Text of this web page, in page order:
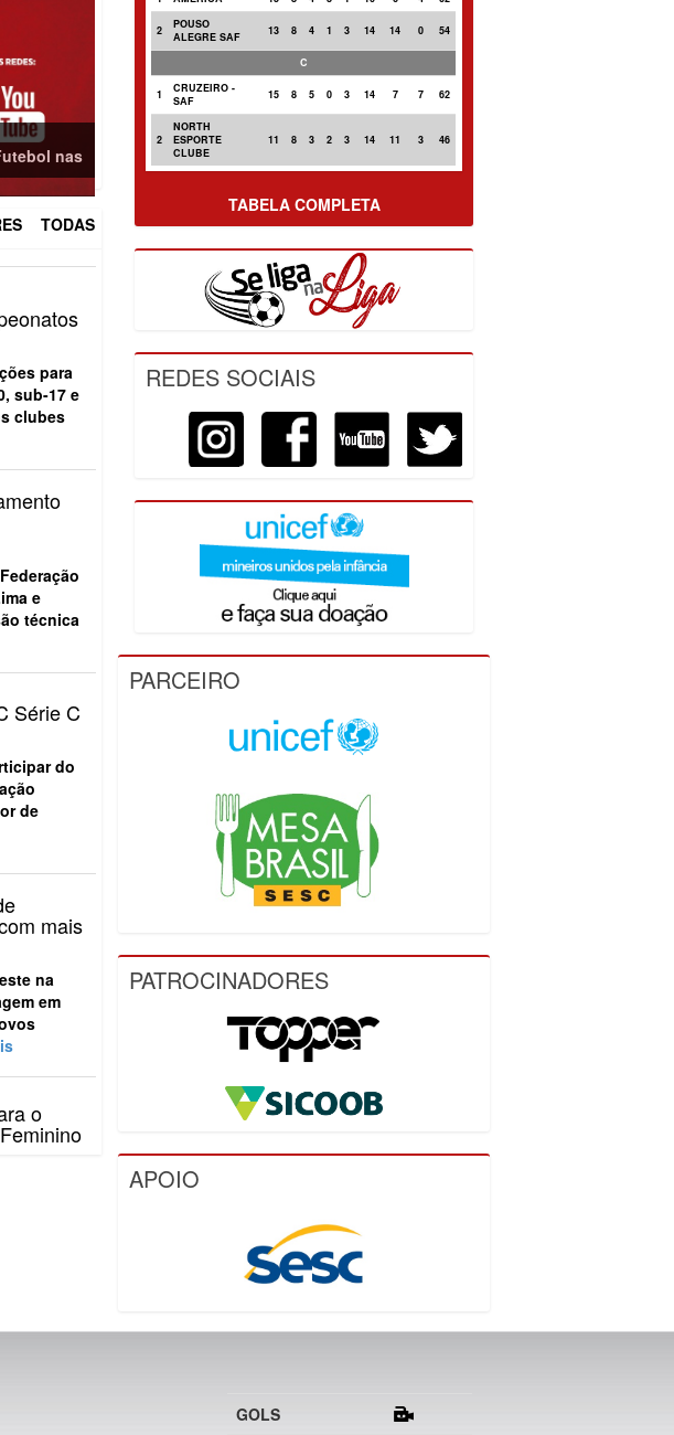
nas
TODAS
para
sub-17 e
clubes
e
técnica
Série C
do
de
mais
na
em
o
2
POUSO
ALEGRE SAF
13 8 4 1 3 14 14 0 54
C
1
CRUZEIRO -
SAF
15 8 5 0 3 14 7 7 62
2
NORTH
ESPORTE
CLUBE
11 8 3 2 3 14 11 3 46
TABELA COMPLETA
REDES SOCIAIS
PARCEIRO
PATROCINADORES
APOIO
GOLS